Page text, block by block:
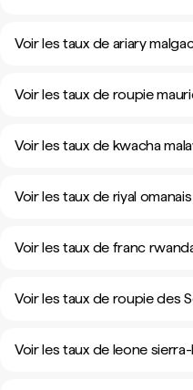
Voir les taux de ariary
Voir les taux de roupie
Voir les taux de kwacha
Voir les taux de riyal
Voir les taux de franc
Voir les taux de roupie des
Voir les taux de leone